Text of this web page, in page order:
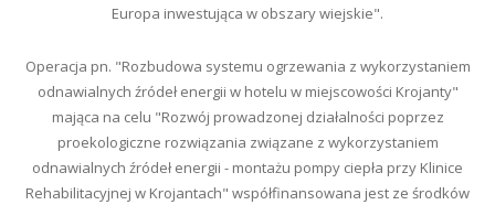
Europa inwestująca w obszary wiejskie".
Operacja pn. "Rozbudowa systemu ogrzewania z wykorzystaniem
odnawialnych źródeł energii w hotelu w miejscowości Krojanty"
mająca na celu "Rozwój prowadzonej działalności poprzez
proekologiczne rozwiązania związane z wykorzystaniem
odnawialnych źródeł energii - montażu pompy ciepła przy Klinice
Rehabilitacyjnej w Krojantach" współfinansowana jest ze środków